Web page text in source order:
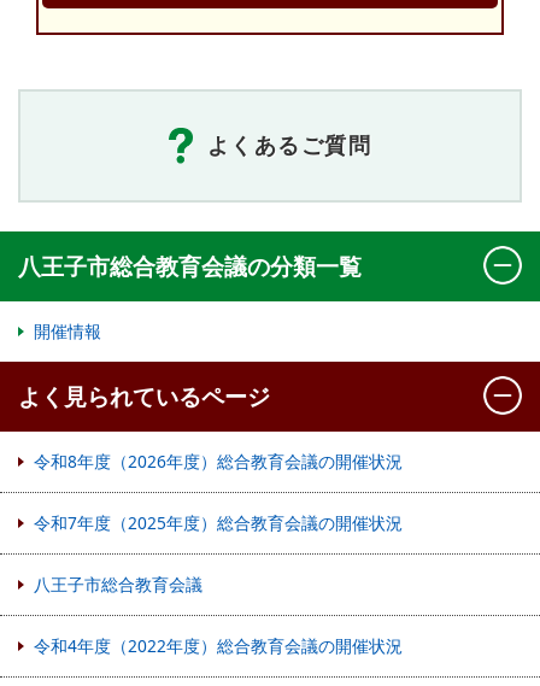
よくあるご質問
八王子市総合教育会議の分類一覧
開催情報
よく見られているページ
令和8年度（2026年度）総合教育会議の開催状況
令和7年度（2025年度）総合教育会議の開催状況
八王子市総合教育会議
令和4年度（2022年度）総合教育会議の開催状況